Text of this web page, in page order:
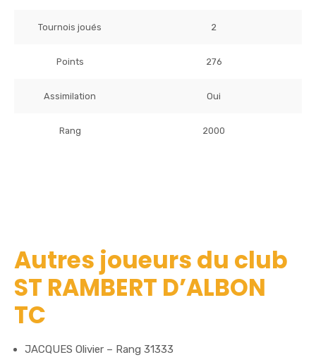
Tournois joués 2
Points 276
Assimilation Oui
Rang 2000
Autres joueurs du club
ST RAMBERT D’ALBON
TC
JACQUES Olivier – Rang 31333